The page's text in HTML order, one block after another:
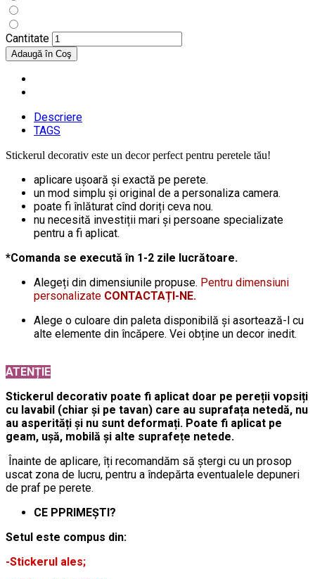
Cantitate
Descriere
TAGS
Stickerul decorativ este un decor perfect pentru peretele tău!
aplicare ușoară și exactă pe perete.
un mod simplu și original de a personaliza camera.
poate fi înlăturat cînd doriți ceva nou.
nu necesită investiții mari și persoane specializate
pentru a fi aplicat.
*Comanda se execută în 1-2 zile lucrătoare.
Alegeți din dimensiunile propuse. Pentru dimensiuni
personalizate CONTACTAȚI-NE.
Alege o culoare din paleta disponibilă și asortează-l cu
alte elemente din încăpere. Vei obține un decor inedit.
ATENȚIE
Stickerul decorativ poate fi aplicat doar pe pereții vopsiți
cu lavabil (chiar și pe tavan) care au suprafața netedă, nu
au asperități și nu sunt deformați. Poate fi aplicat pe
geam, ușă, mobilă și alte suprafețe netede.
Înainte de aplicare, îți recomandăm să ștergi cu un prosop
uscat zona de lucru, pentru a îndepărta eventualele depuneri
de praf pe perete.
CE PPRIMEȘTI?
Setul este compus din:
-Stickerul ales;